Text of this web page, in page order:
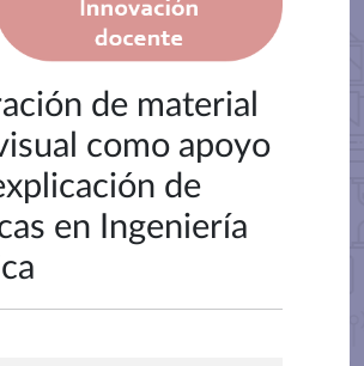
de material
como apoyo
de
en Ingeniería